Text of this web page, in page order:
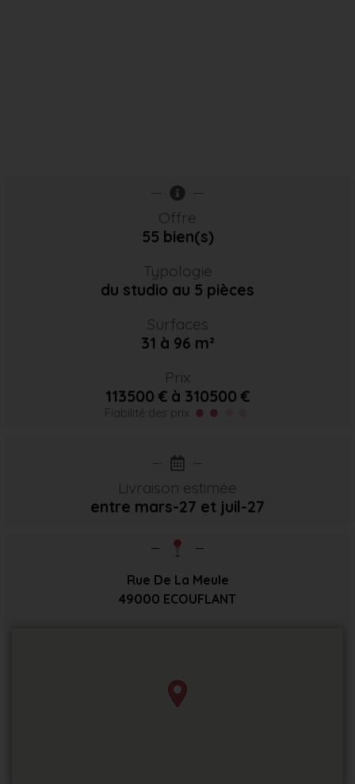
Offre
55 bien(s)
Typologie
du studio au 5 pièces
Surfaces
31 à 96 m²
Prix
113500 € à 310500 €
Fiabilité des prix
Livraison estimée
entre mars-27 et juil-27
Rue De La Meule
49000 ECOUFLANT